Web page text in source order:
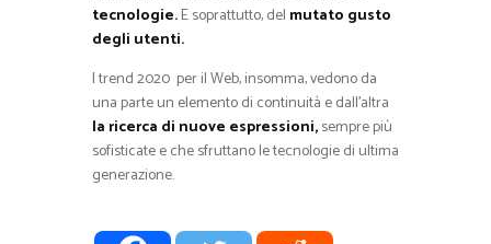
tecnologie.E soprattutto, del mutato gusto
degli utenti.
I trend 2020 per il Web, insomma, vedono da
una parte un elemento di continuità e dall’altra
la ricerca di nuove espressioni,sempre più
sofisticate e che sfruttano le tecnologie di ultima
generazione.